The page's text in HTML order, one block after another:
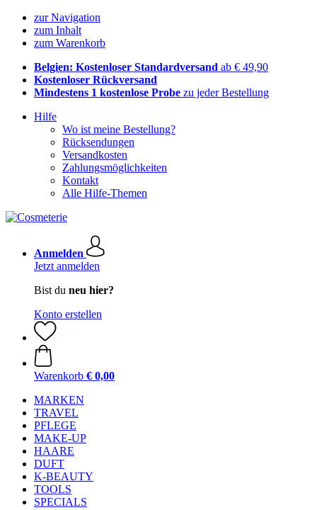
zur Navigation
zum Inhalt
zum Warenkorb
Belgien: Kostenloser Standardversand ab € 49,90
Kostenloser Rückversand
Mindestens 1 kostenlose Probe zu jeder Bestellung
Hilfe
Wo ist meine Bestellung?
Rücksendungen
Versandkosten
Zahlungsmöglichkeiten
Kontakt
Alle Hilfe-Themen
Anmelden
Jetzt anmelden
Bist du neu hier?
Konto erstellen
Warenkorb € 0,00
MARKEN
TRAVEL
PFLEGE
MAKE-UP
HAARE
DUFT
K-BEAUTY
TOOLS
SPECIALS